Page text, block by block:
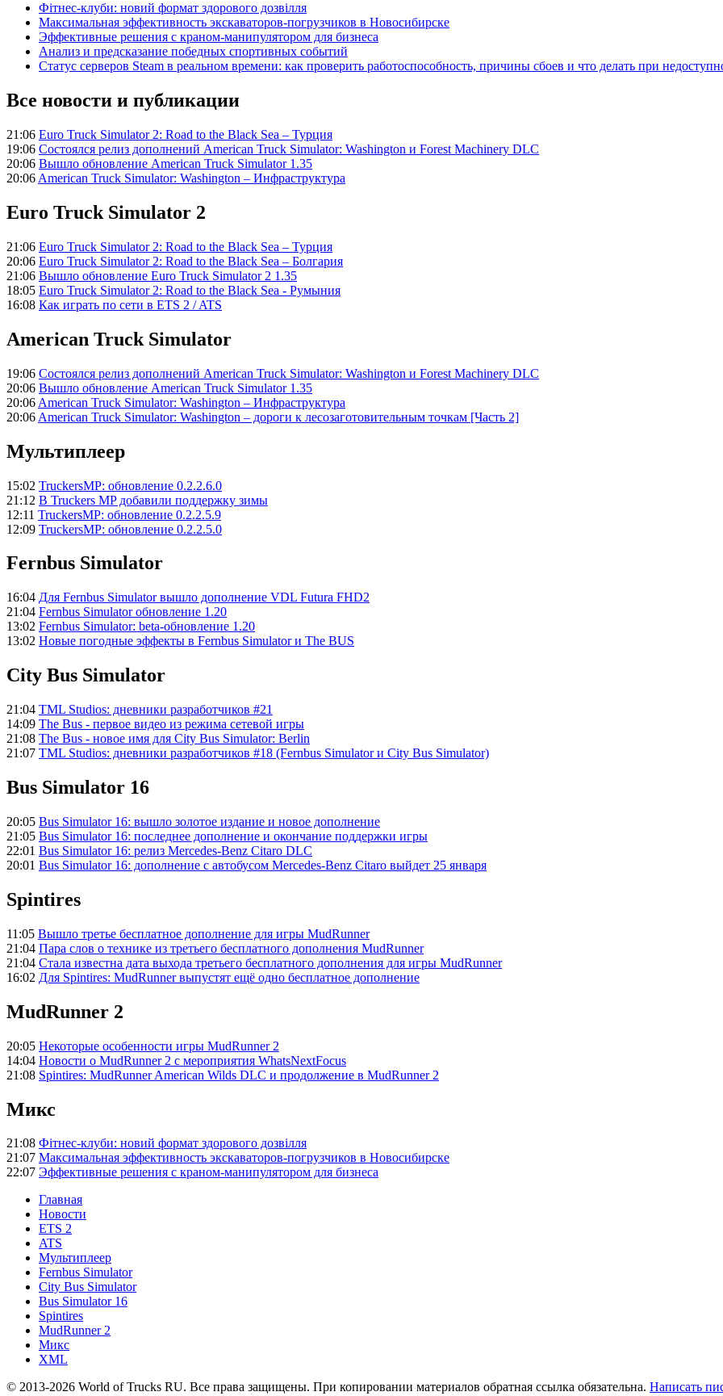
Фітнес-клуби: новий формат здорового дозвілля
Максимальная эффективность экскаваторов-погрузчиков в Новосибирске
Эффективные решения с краном-манипулятором для бизнеса
Анализ и предсказание победных спортивных событий
Статус серверов Steam в реальном времени: как проверить работоспособность, причины сбоев и что делать при
Все новости и публикации
21:06 Euro Truck Simulator 2: Road to the Black Sea – Турция
19:06 Состоялся релиз дополнений American Truck Simulator: Washington и Forest Machinery DLC
20:06 Вышло обновление American Truck Simulator 1.35
20:06 American Truck Simulator: Washington – Инфраструктура
Euro Truck Simulator 2
21:06 Euro Truck Simulator 2: Road to the Black Sea – Турция
20:06 Euro Truck Simulator 2: Road to the Black Sea – Болгария
21:06 Вышло обновление Euro Truck Simulator 2 1.35
18:05 Euro Truck Simulator 2: Road to the Black Sea - Румыния
16:08 Как играть по сети в ETS 2 / ATS
American Truck Simulator
19:06 Состоялся релиз дополнений American Truck Simulator: Washington и Forest Machinery DLC
20:06 Вышло обновление American Truck Simulator 1.35
20:06 American Truck Simulator: Washington – Инфраструктура
20:06 American Truck Simulator: Washington – дороги к лесозаготовительным точкам [Часть 2]
Мультиплеер
15:02 TruckersMP: обновление 0.2.2.6.0
21:12 В Truckers MP добавили поддержку зимы
12:11 TruckersMP: обновление 0.2.2.5.9
12:09 TruckersMP: обновление 0.2.2.5.0
Fernbus Simulator
16:04 Для Fernbus Simulator вышло дополнение VDL Futura FHD2
21:04 Fernbus Simulator обновление 1.20
13:02 Fernbus Simulator: beta-обновление 1.20
13:02 Новые погодные эффекты в Fernbus Simulator и The BUS
City Bus Simulator
21:04 TML Studios: дневники разработчиков #21
14:09 The Bus - первое видео из режима сетевой игры
21:08 The Bus - новое имя для City Bus Simulator: Berlin
21:07 TML Studios: дневники разработчиков #18 (Fernbus Simulator и City Bus Simulator)
Bus Simulator 16
20:05 Bus Simulator 16: вышло золотое издание и новое дополнение
21:05 Bus Simulator 16: последнее дополнение и окончание поддержки игры
22:01 Bus Simulator 16: релиз Mercedes-Benz Citaro DLC
20:01 Bus Simulator 16: дополнение с автобусом Mercedes-Benz Citaro выйдет 25 января
Spintires
11:05 Вышло третье бесплатное дополнение для игры MudRunner
21:04 Пара слов о технике из третьего бесплатного дополнения MudRunner
21:04 Стала известна дата выхода третьего бесплатного дополнения для игры MudRunner
16:02 Для Spintires: MudRunner выпустят ещё одно бесплатное дополнение
MudRunner 2
20:05 Некоторые особенности игры MudRunner 2
14:04 Новости о MudRunner 2 с мероприятия WhatsNextFocus
21:08 Spintires: MudRunner American Wilds DLC и продолжение в MudRunner 2
Микс
21:08 Фітнес-клуби: новий формат здорового дозвілля
21:07 Максимальная эффективность экскаваторов-погрузчиков в Новосибирске
22:07 Эффективные решения с краном-манипулятором для бизнеса
Главная
Новости
ETS 2
ATS
Мультиплеер
Fernbus Simulator
City Bus Simulator
Bus Simulator 16
Spintires
MudRunner 2
Микс
XML
© 2013-2026 World of Trucks RU. Все права защищены. При копировании материалов обратная ссылка обязательна. Написать